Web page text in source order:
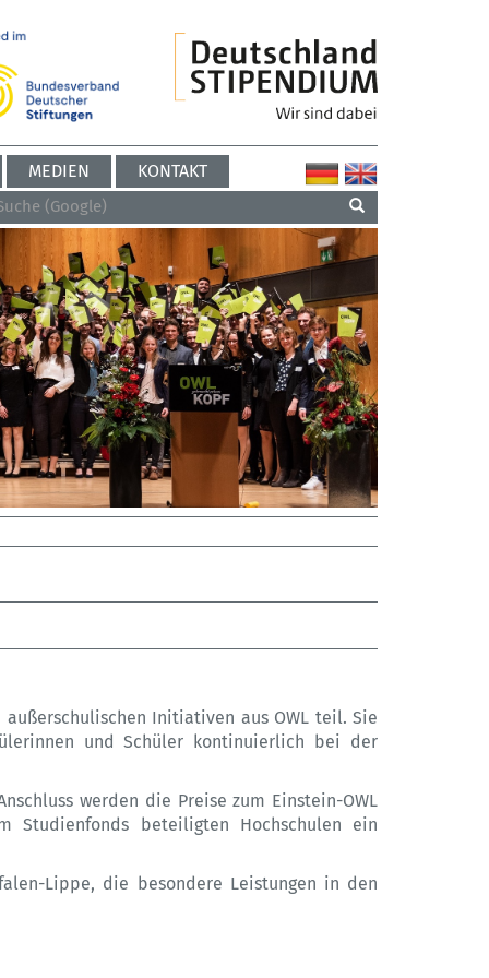
MEDIEN KONTAKT
außerschulischen Initiativen aus OWL teil. Sie
und Schüler kontinuierlich bei der
werden die Preise zum Einstein-OWL
Studienfonds beteiligten Hochschulen ein
Lippe, die besondere Leistungen in den